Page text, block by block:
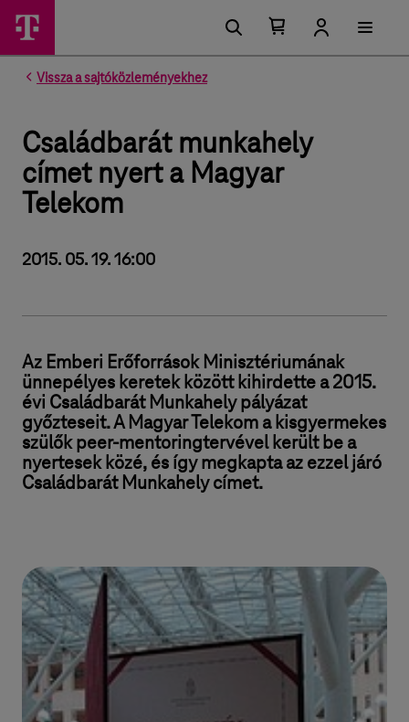
Vissza a sajtóközleményekhez
Családbarát munkahely
címet nyert a Magyar
Telekom
2015. 05. 19. 16:00
Az Emberi Erőforrások Minisztériumának
ünnepélyes keretek között kihirdette a 2015.
évi Családbarát Munkahely pályázat
győzteseit. A Magyar Telekom a kisgyermekes
szülők peer-mentoringtervével került be a
nyertesek közé, és így megkapta az ezzel járó
Családbarát Munkahely címet.